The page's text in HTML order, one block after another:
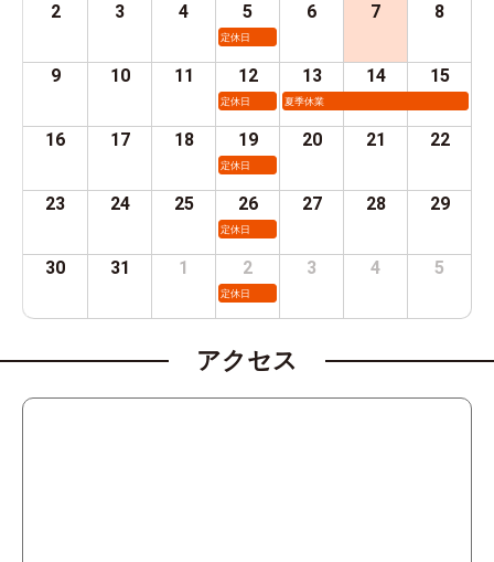
2 3 4 5
定休日
6 7 8
9 10 11 12
定休日
13
夏季休業
14 15
16 17 18 19
定休日
20 21 22
23 24 25 26
定休日
27 28 29
30 31 1 2
定休日
3 4 5
アクセス